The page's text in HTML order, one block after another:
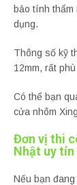
bảo tính
dụng.
Thông số kỹ
12mm, rất
Có thể bạn
cửa nhôm
Đơn vị thi
Nhật uy
Nếu bạn